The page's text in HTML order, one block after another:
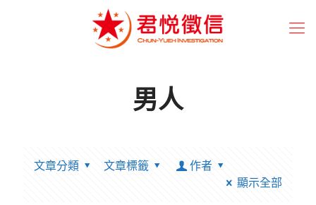
男人
文章分類 文章標籤
作者
顯示全部